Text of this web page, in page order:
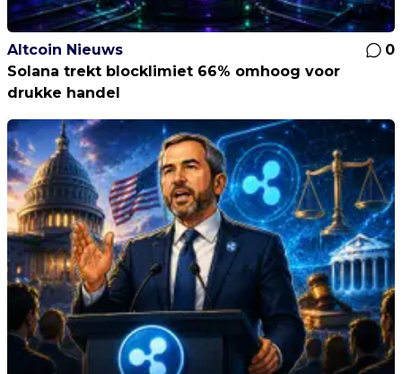
Altcoin Nieuws
0
Solana trekt blocklimiet 66% omhoog voor
drukke handel